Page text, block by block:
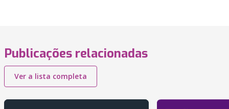
Publicações relacionadas
Ver a lista completa